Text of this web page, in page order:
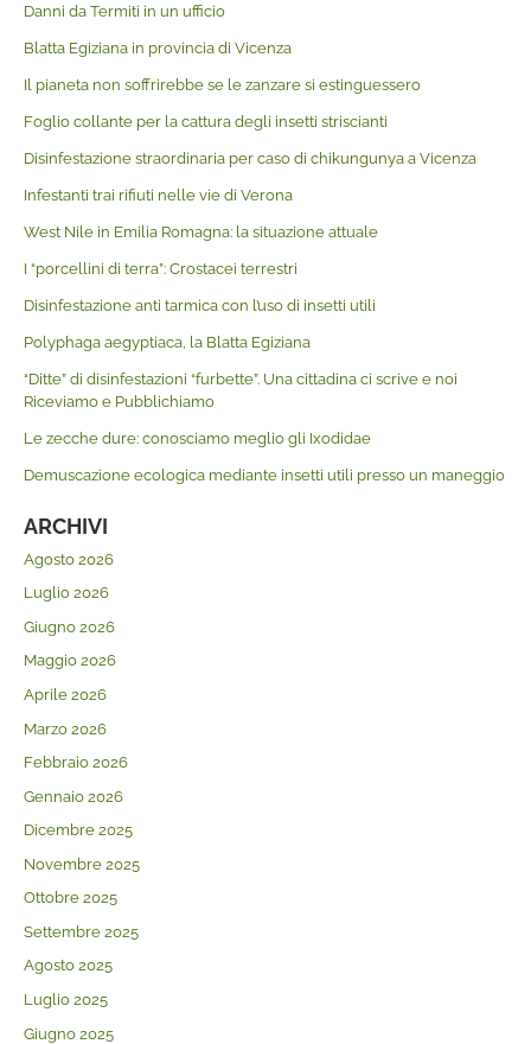
Danni da Termiti in un ufficio
Blatta Egiziana in provincia di Vicenza
Il pianeta non soffrirebbe se le zanzare si estinguessero
Foglio collante per la cattura degli insetti striscianti
Disinfestazione straordinaria per caso di chikungunya a Vicenza
Infestanti trai rifiuti nelle vie di Verona
West Nile in Emilia Romagna: la situazione attuale
I “porcellini di terra”: Crostacei terrestri
Disinfestazione anti tarmica con l’uso di insetti utili
Polyphaga aegyptiaca, la Blatta Egiziana
“Ditte” di disinfestazioni “furbette”. Una cittadina ci scrive e noi
Riceviamo e Pubblichiamo
Le zecche dure: conosciamo meglio gli Ixodidae
Demuscazione ecologica mediante insetti utili presso un maneggio
ARCHIVI
Agosto 2026
Luglio 2026
Giugno 2026
Maggio 2026
Aprile 2026
Marzo 2026
Febbraio 2026
Gennaio 2026
Dicembre 2025
Novembre 2025
Ottobre 2025
Settembre 2025
Agosto 2025
Luglio 2025
Giugno 2025